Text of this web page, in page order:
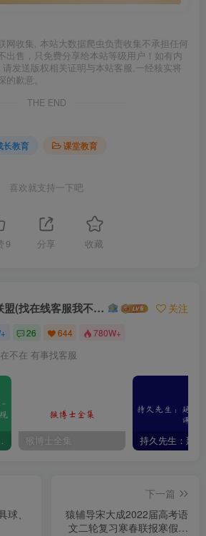
网收集, 本站大数据爬虫负责收集不承担任何
出售，只免费分享给本站等级用户！如有内
发送版权相关证明与本站客服,一经核实将
歉意。
THE END
长教育 课堂教育
喜欢就支持一下吧
9 分享 收藏
自学联盟(找在线客服我不回信息的) 关注
26 644 780W+
不在 有事找客服
学习视频资源 猴博士全集
、
下一篇
猿辅导宋大成2022届高考语
文二轮复习寒春联报寒假班